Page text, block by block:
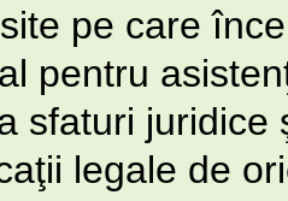
pe care
pentru
sfaturi
legale de